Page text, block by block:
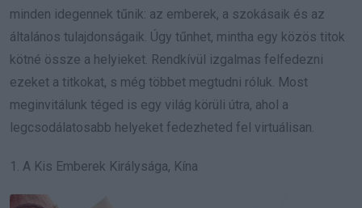
minden idegennek tűnik: az emberek, a szokásaik és az
általános tulajdonságaik. Úgy tűnhet, mintha egy közös titok
kötné össze a helyieket. Rendkívül izgalmas felfedezni
ezeket a titkokat, s még többet megtudni róluk. Most
meginvitálunk téged is egy világ körüli útra, ahol a
legcsodálatosabb helyeket fedezheted fel virtuálisan.
1. A Kis Emberek Királysága, Kína